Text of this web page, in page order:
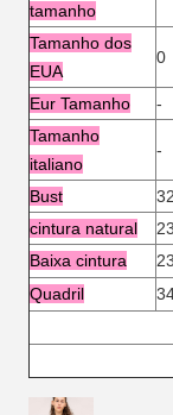
tamanho
Tamanho dos
EUA
0
Eur Tamanho -
Tamanho
italiano
-
Bust 32
cintura natural
23
Baixa cintura
Quadril